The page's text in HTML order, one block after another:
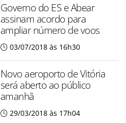
Governo do ES e Abear
assinam acordo para
ampliar número de voos
03/07/2018 às 16h30
Novo aeroporto de Vitória
será aberto ao público
amanhã
29/03/2018 às 17h04